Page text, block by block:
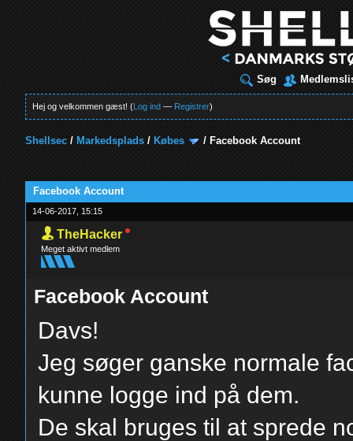
Søg
Hej og velkommen gæst! (Log ind — Registrer)
Shellsec / Markedsplads / Købes / Facebook Account
Facebook Account
14-06-2017, 15:15
TheHacker
Meget aktivt medlem
Facebook Account
Davs!
Jeg søger ganske normale
kunne logge ind på dem.
De skal bruges til at sprede